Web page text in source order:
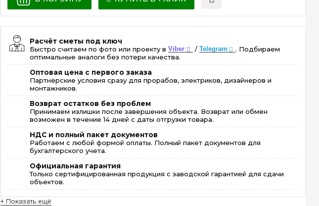
Расчёт сметы под ключ
Быстро считаем по фото или проекту вViber / Telegram
. Подбираем
оптимальные аналоги без потери качества.
Оптовая цена с первого заказа
Партнёрские условия сразу для прорабов, электриков, дизайнеров и
монтажников.
Возврат остатков без проблем
Принимаем излишки после завершения объекта. Возврат или обмен
возможен в течение 14 дней с даты отгрузки товара.
НДС и полный пакет документов
Работаем с любой формой оплаты. Полный пакет документов для
бухгалтерского учета.
Официальная гарантия
Только сертифицированная продукция с заводской гарантией для сдачи
объектов.
+ Показать ещё